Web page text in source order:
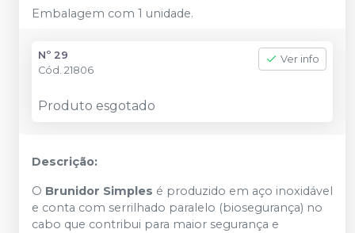
Embalagem com 1 unidade.
Nº 29
Cód. 21806
Ver info
Produto esgotado
Descrição:
O Brunidor Simples é produzido em aço inoxidável
e conta com serrilhado paralelo (biosegurança) no
cabo que contribui para maior segurança e